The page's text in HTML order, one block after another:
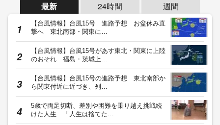
最新 24時間 週間
【台風情報】台風15号 進路予想 お盆休み直
撃へ 東北南部・関東に…
【台風情報】台風15号があす東北・関東に上陸
のおそれ 福島・茨城上…
【台風情報】台風15号の進路予想 東北南部か
ら関東付近に近づき、列…
5歳で両足切断、差別や困難を乗り越え挑戦続
けた人生 「人生は捨てた…